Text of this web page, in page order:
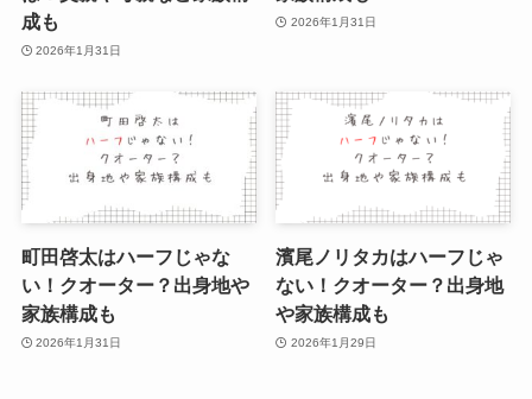
成も
2026年1月31日
2026年1月31日
町田啓太はハーフじゃな
い！クオーター？出身地や
家族構成も
2026年1月31日
濱尾ノリタカはハーフじゃ
ない！クオーター？出身地
や家族構成も
2026年1月29日